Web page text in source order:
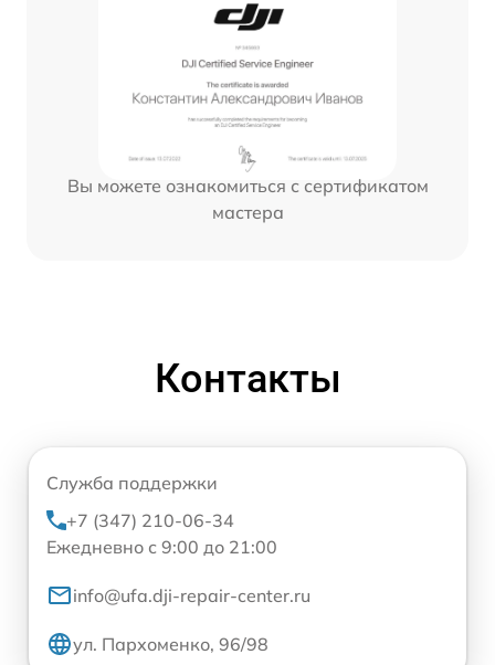
Вы можете ознакомиться с сертификатом
мастера
Контакты
Служба поддержки
+7 (347) 210-06-34
Ежедневно с 9:00 до 21:00
info@ufa.dji-repair-center.ru
ул. Пархоменко, 96/98